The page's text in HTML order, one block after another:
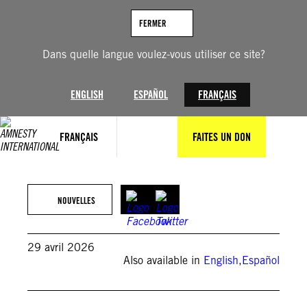
Dans quelle langue voulez-vous utiliser ce site?
ENGLISH ESPAÑOL FRANÇAIS
FERMER
FRANÇAIS FAITES UN DON
NOUVELLES
29 avril 2026
Also available in English,Español